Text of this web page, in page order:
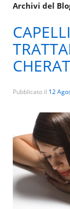
Archivi del
Pubblicato il 12